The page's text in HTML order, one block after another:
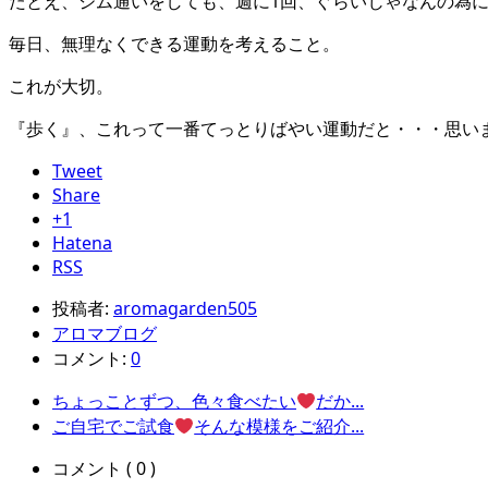
毎日、無理なくできる運動を考えること。
これが大切。
『歩く』、これって一番てっとりばやい運動だと・・・思い
Tweet
Share
+1
Hatena
RSS
投稿者: aromagarden505
アロマブログ
コメント: 0
ちょっことずつ、色々食べたい
だか...
ご自宅でご試食
そんな模様をご紹介...
コメント ( 0 )